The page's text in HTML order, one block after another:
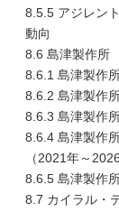
8.5.5 アジレン
動向
8.6 島津製作所
8.6.1 島津製作
8.6.2 島津製作
8.6.3 島津製作
8.6.4 島津製作
（2021年～2026
8.6.5 島津製作
8.7 カイラル・